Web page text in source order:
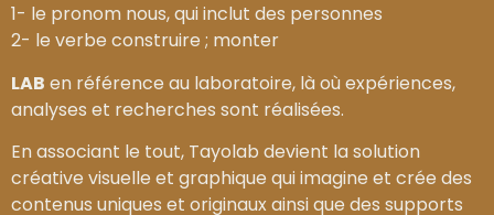
1- le pronom nous, qui inclut des personnes
2- le verbe construire ; monter
LAB en référence au laboratoire, là où expériences,
analyses et recherches sont réalisées.
En associant le tout, Tayolab devient la solution
créative visuelle et graphique qui imagine et crée des
contenus uniques et originaux ainsi que des supports